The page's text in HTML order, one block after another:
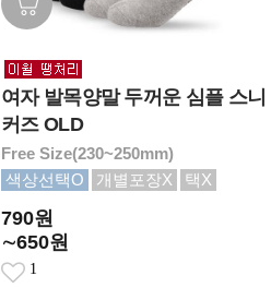
여자 발목양말 두꺼운 심플 스니
커즈 OLD
Free Size(230~250mm)
색상선택O
개별포장X 택X
790원
∼650원
1